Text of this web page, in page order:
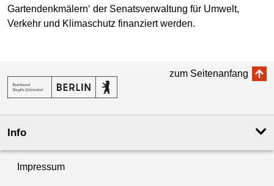
Gartendenkmälern‘ der Senatsverwaltung für Umwelt,
Verkehr und Klimaschutz finanziert werden.
zum Seitenanfang
Info
Impressum